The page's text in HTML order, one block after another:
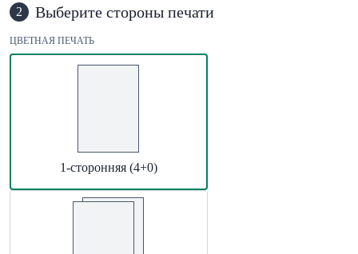
2 Выберите стороны печати
ЦВЕТНАЯ ПЕЧАТЬ
1-сторонняя (4+0)